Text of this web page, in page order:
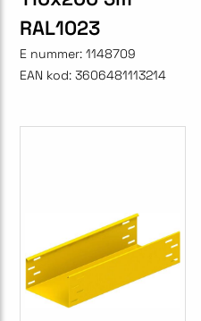
RAL1023
E nummer: 1148709
EAN kod: 3606481113214